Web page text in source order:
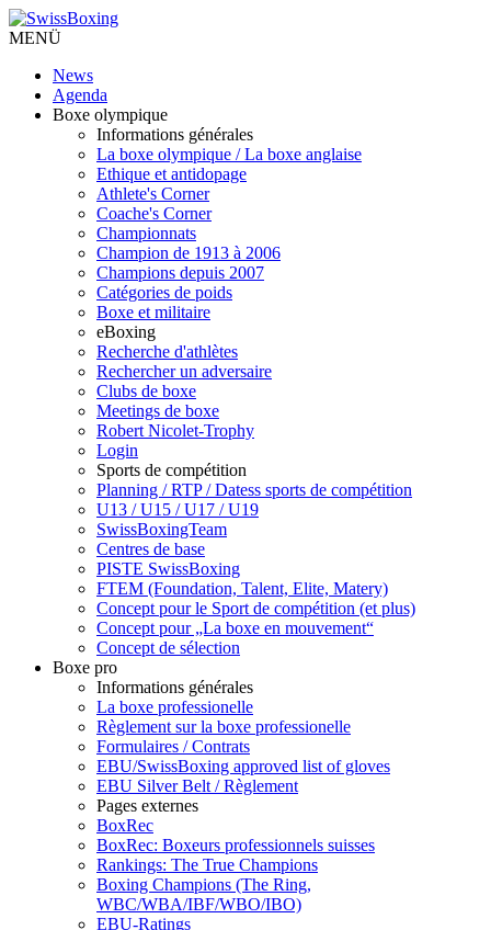
MENÜ
News
Agenda
Boxe olympique
Informations générales
La boxe olympique / La boxe anglaise
Ethique et antidopage
Athlete's Corner
Coache's Corner
Championnats
Champion de 1913 à 2006
Champions depuis 2007
Catégories de poids
Boxe et militaire
eBoxing
Recherche d'athlètes
Rechercher un adversaire
Clubs de boxe
Meetings de boxe
Robert Nicolet-Trophy
Login
Sports de compétition
Planning / RTP / Datess sports de compétition
U13 / U15 / U17 / U19
SwissBoxingTeam
Centres de base
PISTE SwissBoxing
FTEM (Foundation, Talent, Elite, Matery)
Concept pour le Sport de compétition (et plus)
Concept pour „La boxe en mouvement“
Concept de sélection
Boxe pro
Informations générales
La boxe professionelle
Règlement sur la boxe professionelle
Formulaires / Contrats
EBU/SwissBoxing approved list of gloves
EBU Silver Belt / Règlement
Pages externes
BoxRec
BoxRec: Boxeurs professionnels suisses
Rankings: The True Champions
Boxing Champions (The Ring,
WBC/WBA/IBF/WBO/IBO)
EBU-Ratings